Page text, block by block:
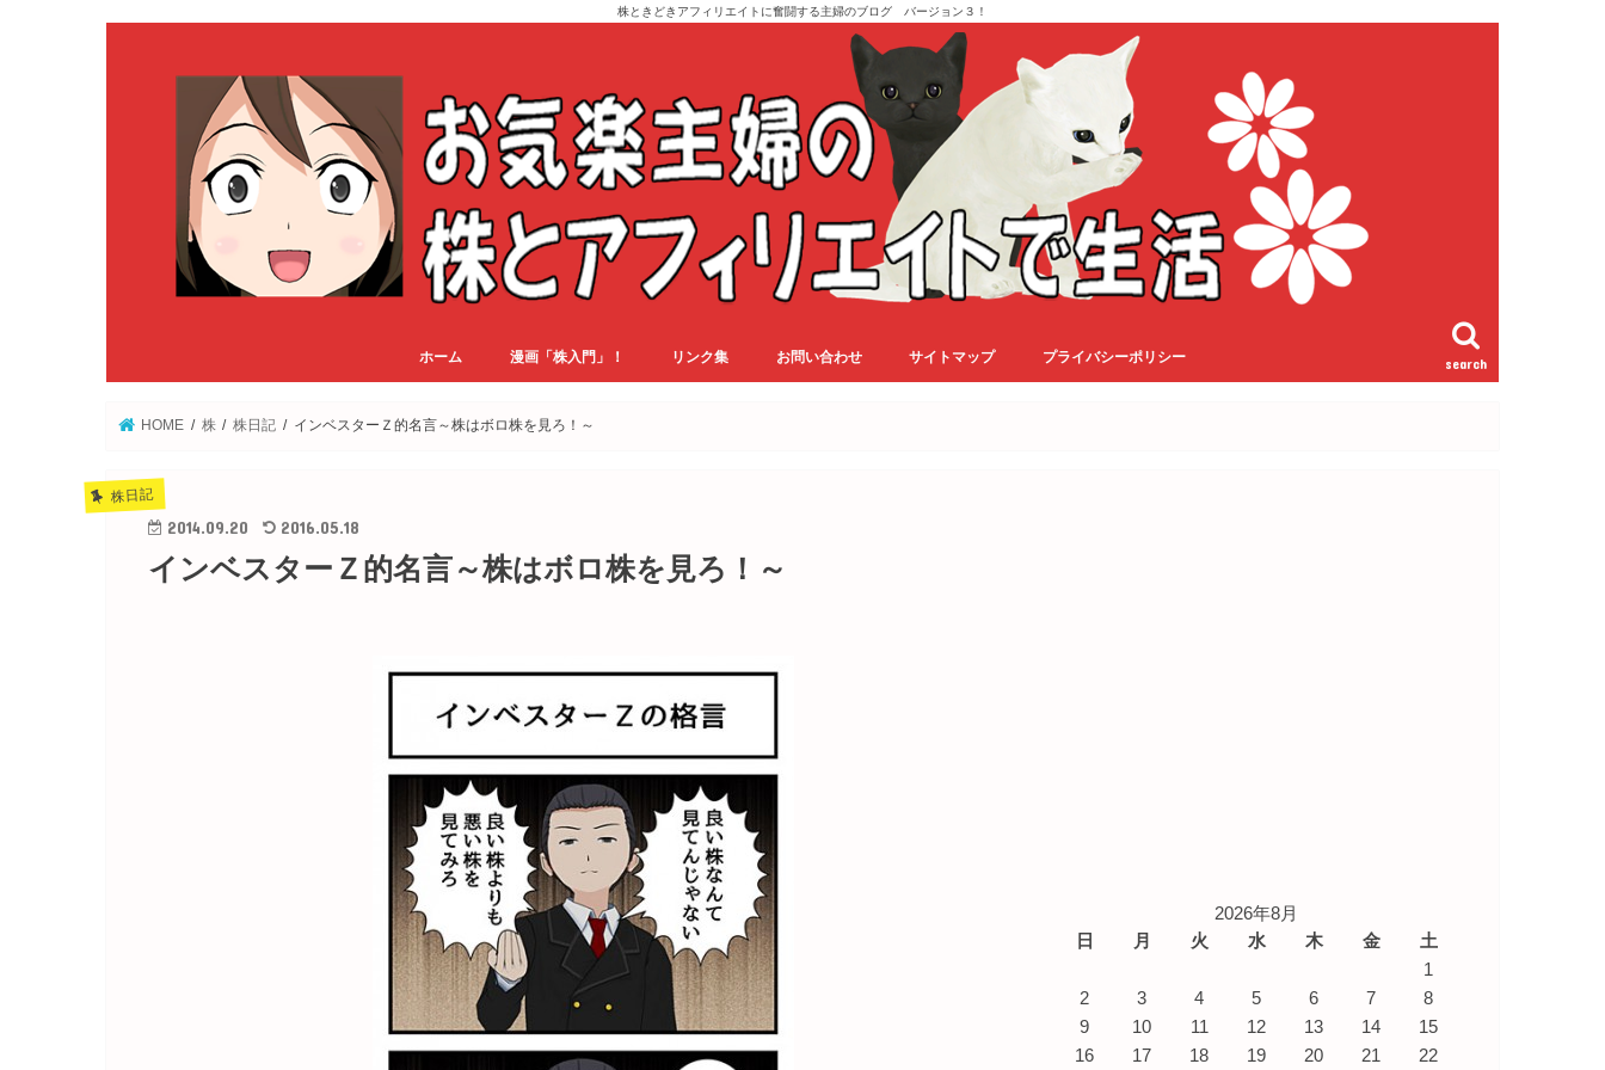
株ときどきアフィリエイトに奮闘する主婦のブログ バージョン３！
search
ホーム 漫画「株入門」！ リンク集 お問い合わせ サイトマップ プライバシーポリシー
HOME 株 株日記 インベスターＺ的名言～株はボロ株を見ろ！～
株日記
2014.09.20 2016.05.18
インベスターＺ的名言～株はボロ株を見ろ！～
2026年8月
日
月 火 水 木 金
土
1
2
3 4 5 6 7
8
9
10 11 12 13 14
15
16
17 18 19 20 21 22